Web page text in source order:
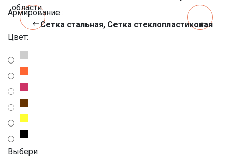
Армирование :
Сетка стальная, Сетка стеклопластиковая
Цвет:
Выбери